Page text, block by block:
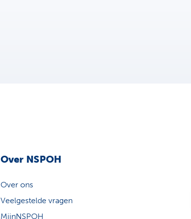
Over NSPOH
Over ons
Veelgestelde vragen
MijnNSPOH